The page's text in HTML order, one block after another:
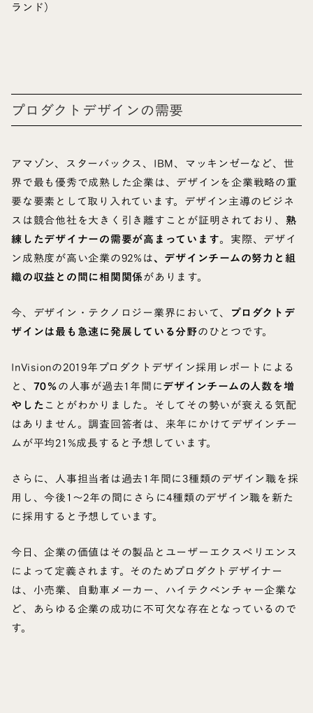
ランド）
プロダクトデザインの需要
アマゾン、スターバックス、IBM、マッキンゼーなど、世
界で最も優秀で成熟した企業は、デザインを企業戦略の重
要な要素として取り入れています。デザイン主導のビジネ
スは競合他社を大きく引き離すことが証明されており、 熟
練したデザイナーの需要が高まっています。実際、デザイ
ン成熟度が高い企業の92%は、デザインチームの努力と組
織の収益との間に相関関係があります。
今、デザイン・テクノロジー業界において、 プロダクトデ
ザインは最も急速に発展している分野のひとつです。
InVisionの2019年プロダクトデザイン採用レポートによる
と、 70％の人事が過去1年間にデザインチームの人数を増
やしたことがわかりました。そしてその勢いが衰える気配
はありません。調査回答者は、来年にかけてデザインチー
ムが平均21%成長すると予想しています。
さらに、人事担当者は過去1年間に3種類のデザイン職を採
用し、今後1～2年の間にさらに4種類のデザイン職を新た
に採用すると予想しています。
今日、企業の価値はその製品とユーザーエクスペリエンス
によって定義されます。そのためプロダクトデザイナー
は、小売業、自動車メーカー、ハイテクベンチャー企業な
ど、あらゆる企業の成功に不可欠な存在となっているので
す。